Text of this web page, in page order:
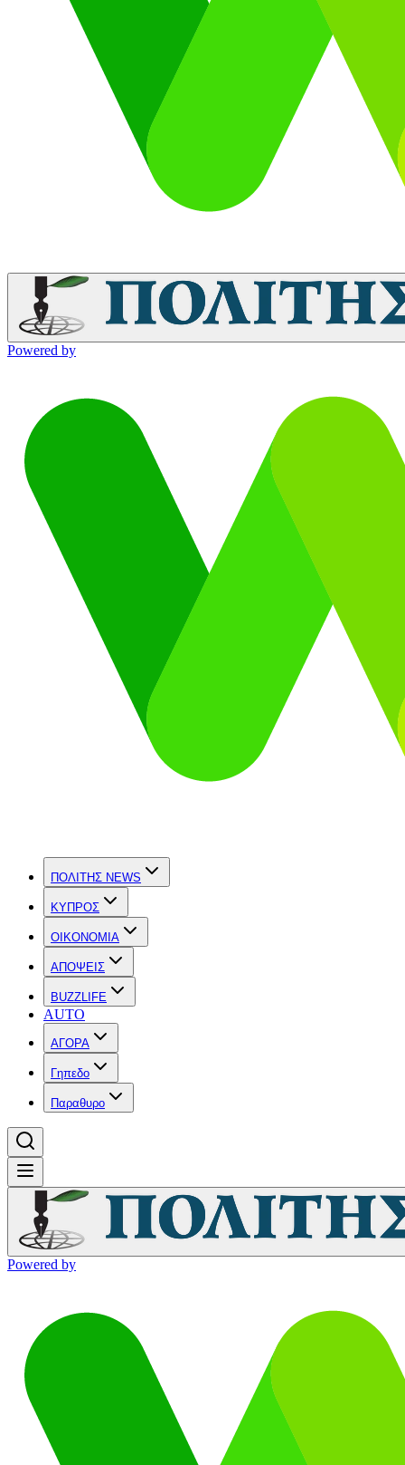
Powered by
ΠΟΛΙΤΗΣ NEWS
ΚΥΠΡΟΣ
OIKONOMIA
ΑΠΟΨΕΙΣ
BUZZLIFE
AUTO
ΑΓΟΡΑ
Γηπεδο
Παραθυρο
Powered by